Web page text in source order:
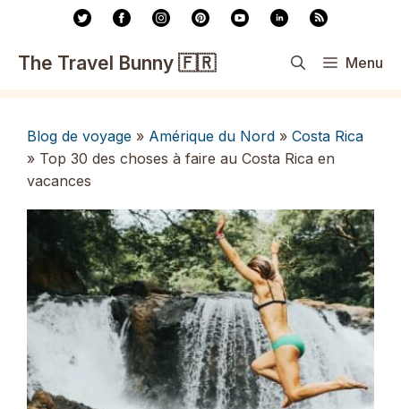
contenu
The Travel Bunny 🇫🇷 Menu
Blog de voyage » Amérique du Nord » Costa Rica
» Top 30 des choses à faire au Costa Rica en
vacances